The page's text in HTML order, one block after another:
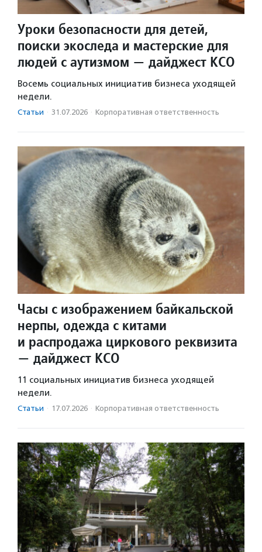
Уроки безопасности для детей,
поиски экоследа и мастерские для
людей с аутизмом — дайджест КСО
Восемь социальных инициатив бизнеса уходящей
недели.
Статьи · 31.07.2026 · Корпоративная ответственность
Часы с изображением байкальской
нерпы, одежда с китами
и распродажа циркового реквизита
— дайджест КСО
11 социальных инициатив бизнеса уходящей
недели.
Статьи · 17.07.2026 · Корпоративная ответственность